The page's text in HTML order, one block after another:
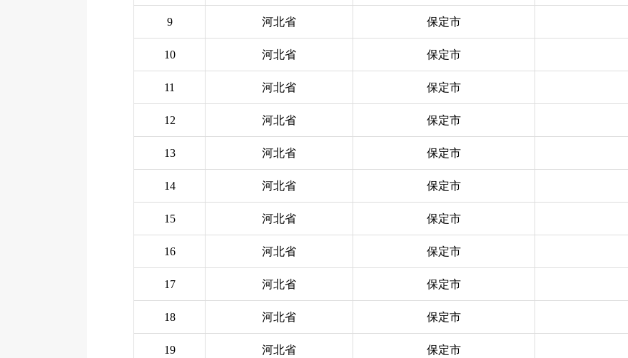
9 河北省 保定市
10 河北省 保定市
11 河北省 保定市
12 河北省 保定市
13 河北省 保定市
14 河北省 保定市
15 河北省 保定市
16 河北省 保定市
17 河北省 保定市
18 河北省 保定市
19 河北省 保定市